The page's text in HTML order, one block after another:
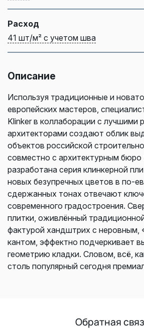
Расход
41 шт/м² с учетом шва
Описание
Используя традиционные и
европейских мастеров,
Klinker в коллаборации с лучшими
архитекторами создают облик
объектов российской
совместно с архитектурным бюро
разработана серия клинкерной
новых безупречных цветов в по-
сдержанных тонах отвечают
современного градостроения.
плитки, оживлённый
фактурой хандштрих с неровным,
кантом, эффектно подчеркивает
геометрию кладки. Словом, всё,
столь популярный сегодня
Обратная